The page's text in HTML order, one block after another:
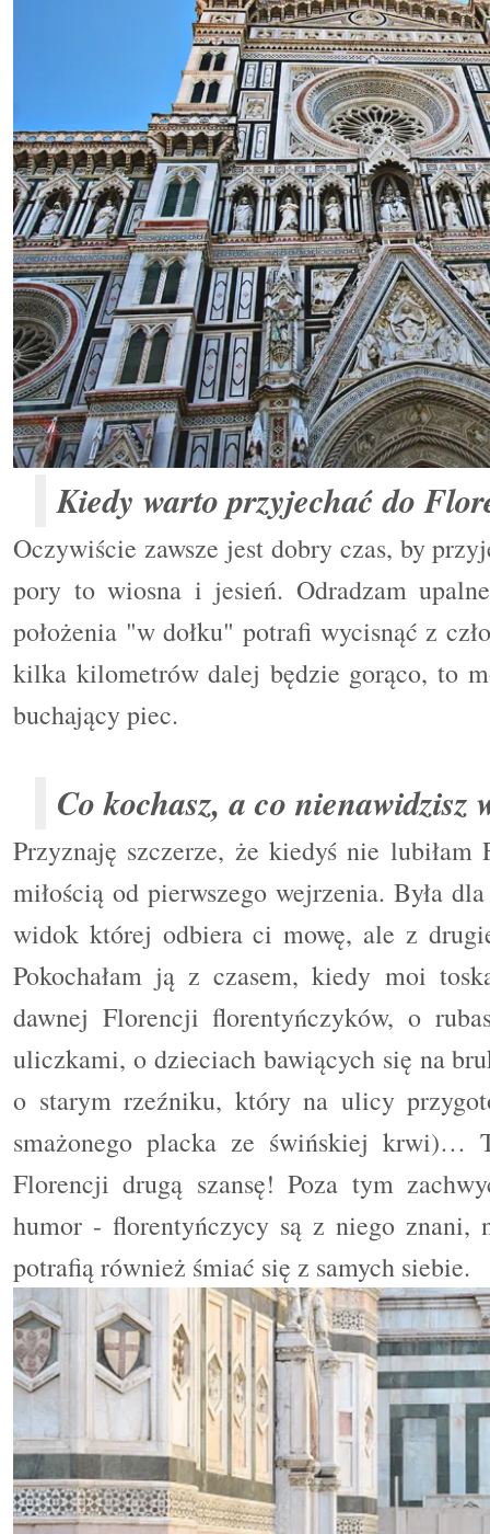
Kiedy warto przyjechać do
Oczywiście zawsze jest dobry czas, by
pory to wiosna i jesień. Odradzam
położenia "w dołku" potrafi wycisnąć z
kilka kilometrów dalej będzie gorąco, to
buchający piec.
Co kochasz, a co nienawidzisz
Przyznaję szczerze, że kiedyś nie
miłością od pierwszego wejrzenia. Była
widok której odbiera ci mowę, ale z
Pokochałam ją z czasem, kiedy moi
dawnej Florencji florentyńczyków, o
uliczkami, o dzieciach bawiących się na
o starym rzeźniku, który na ulicy
smażonego placka ze świńskiej krwi)…
Florencji drugą szansę! Poza tym
humor - florentyńczycy są z niego znani,
potrafią również śmiać się z samych siebie.